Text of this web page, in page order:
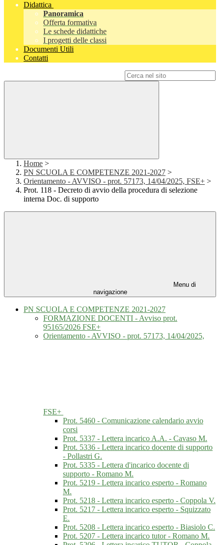
Didattica
Panoramica
Offerta formativa
Le schede didattiche
I progetti delle classi
Documenti Utili
Contatti
Home >
PN SCUOLA E COMPETENZE 2021-2027 >
Orientamento - AVVISO - prot. 57173, 14/04/2025, FSE+ >
Prot. 118 - Decreto di avvio della procedura di selezione
interna Doc. di supporto
Menu di
navigazione
PN SCUOLA E COMPETENZE 2021-2027
FORMAZIONE DOCENTI - Avviso prot.
95165/2026 FSE+
Orientamento - AVVISO - prot. 57173, 14/04/2025,
FSE+
Prot. 5460 - Comunicazione calendario avvio
corsi
Prot. 5337 - Lettera incarico A.A. - Cavaso M.
Prot. 5336 - Lettera incarico docente di supporto
- Pollastri G.
Prot. 5335 - Lettera d'incarico docente di
supporto - Romano M.
Prot. 5219 - Lettera incarico esperto - Romano
M.
Prot. 5218 - Lettera incarico esperto - Coppola V.
Prot. 5217 - Lettera incarico esperto - Squizzato
E.
Prot. 5208 - Lettera incarico esperto - Biasiolo C.
Prot. 5207 - Lettera incarico tutor - Romano M.